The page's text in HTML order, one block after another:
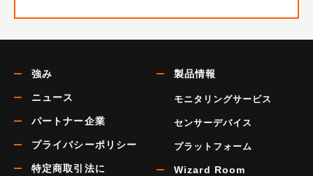
強み
ニュース
パートナー企業
プライバシーポリシー
特定商取引法に
製品情報
モニタリングサービス
センサーデバイス
プラットフォーム
Wizard Room